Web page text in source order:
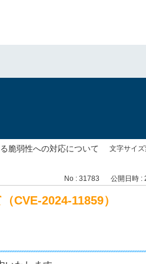
文字サイズ
脆弱性への対応について
No : 31783 公開日時 :
CVE-2024-11859）